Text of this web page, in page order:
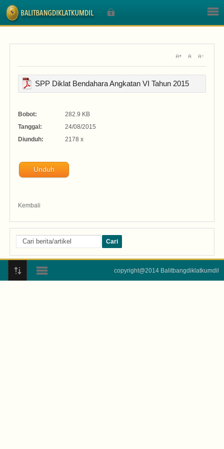
SPP Diklat Bendahara Angkatan VI Tahun 2015
Bobot:
282.9 KB
Tanggal:
24/08/2015
Diunduh:
2178 x
Unduh
Kembali
copyright@2014 Balitbangdiklatkumdil
Sign In